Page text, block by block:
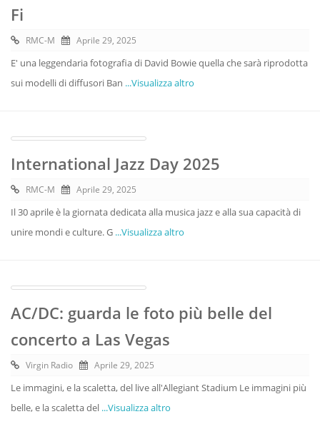
Fi
RMC-M Aprile 29, 2025
E' una leggendaria fotografia di David Bowie quella che sarà riprodotta
sui modelli di diffusori Ban ...Visualizza altro
International Jazz Day 2025
RMC-M Aprile 29, 2025
Il 30 aprile è la giornata dedicata alla musica jazz e alla sua capacità di
unire mondi e culture. G ...Visualizza altro
AC/DC: guarda le foto più belle del
concerto a Las Vegas
Virgin Radio Aprile 29, 2025
Le immagini, e la scaletta, del live all'Allegiant Stadium Le immagini più
belle, e la scaletta del ...Visualizza altro